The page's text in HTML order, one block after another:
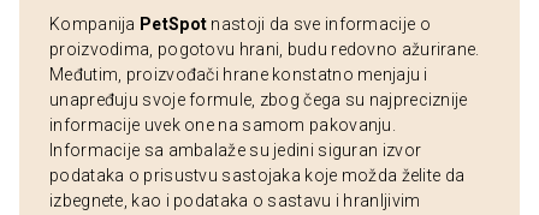
Kompanija PetSpot nastoji da sve informacije o
proizvodima, pogotovu hrani, budu redovno ažurirane.
Međutim, proizvođači hrane konstatno menjaju i
unapređuju svoje formule, zbog čega su najpreciznije
informacije uvek one na samom pakovanju.
Informacije sa ambalaže su jedini siguran izvor
podataka o prisustvu sastojaka koje možda želite da
izbegnete, kao i podataka o sastavu i hranljivim